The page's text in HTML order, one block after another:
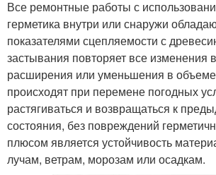
Все ремонтные работы с
герметика внутри или снаружи
показателями сцепляемости с
застывания повторяет все изменения
расширения или уменьшения в
происходят при перемене погодных
растягиваться и возвращаться к
состояния, без повреждений
плюсом является устойчивость
лучам, ветрам, морозам или осадкам.